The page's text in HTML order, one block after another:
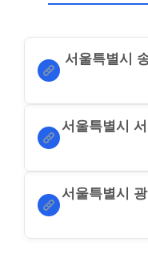
서울특별시
서울특별시
서울특별시